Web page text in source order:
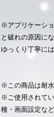
※アプリケーシ
と破れの原因にな
ゆっくり丁寧に
※この商品は耐水
※ご使用されて
種・画面設定な